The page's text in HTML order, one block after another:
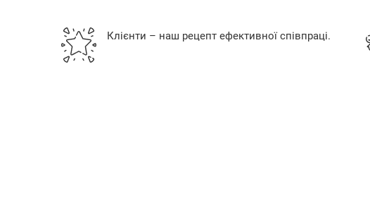
Клієнти – наш рецепт ефективної співпраці.